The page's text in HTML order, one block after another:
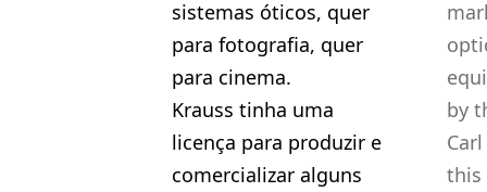
sistemas óticos, quer
para fotografia, quer
para cinema.
Krauss tinha uma
licença para produzir e
comercializar alguns
by
this